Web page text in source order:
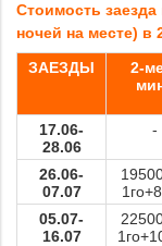
Стоимость заезда
ночей на месте) в
ЗАЕЗДЫ
2-
17.06-
28.06
-
26.06-
07.07
05.07-
16.07